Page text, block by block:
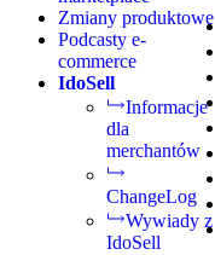
Zmiany produktowe
Podcasty e-
commerce
IdoSell
Informacje
dla
merchantów
ChangeLog
Wywiady z
IdoSell